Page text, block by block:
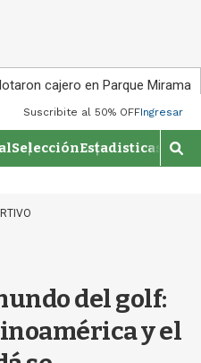
cajero en Parque Miramar
Suscribite al 50% OFFIngresar
SelecciónEstadisticas
M
o
s
q
del golf:
y el